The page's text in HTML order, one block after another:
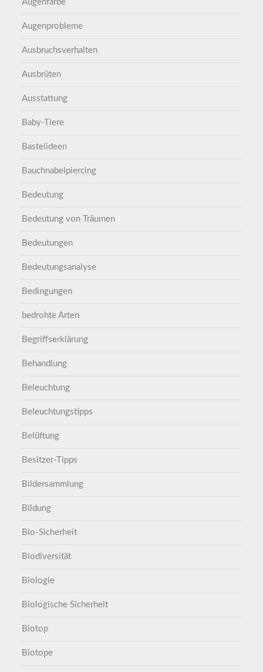
Augenfarbe
Augenprobleme
Ausbruchsverhalten
Ausbrüten
Ausstattung
Baby-Tiere
Bastelideen
Bauchnabelpiercing
Bedeutung
Bedeutung von Träumen
Bedeutungen
Bedeutungsanalyse
Bedingungen
bedrohte Arten
Begriffserklärung
Behandlung
Beleuchtung
Beleuchtungstipps
Belüftung
Besitzer-Tipps
Bildersammlung
Bildung
Bio-Sicherheit
Biodiversität
Biologie
Biologische Sicherheit
Biotop
Biotope